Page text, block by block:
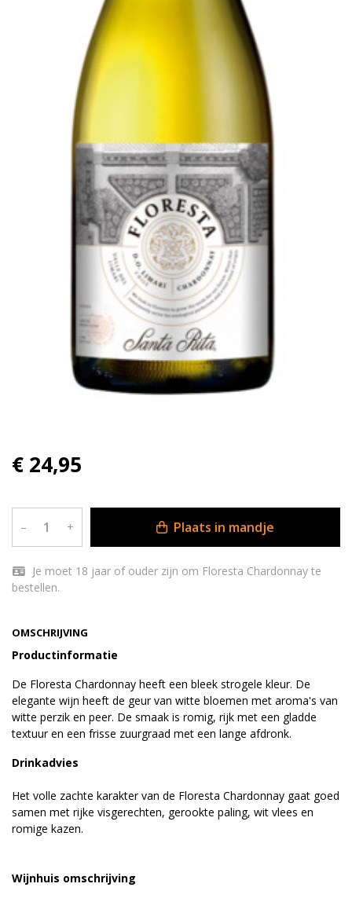
OMSCHRIJVING
Productinformatie
De Floresta Chardonnay heeft een bleek strogele kleur. De
elegante wijn heeft de geur van witte bloemen met aroma's van
witte perzik en peer. De smaak is romig, rijk met een gladde
textuur en een frisse zuurgraad met een lange afdronk.
Drinkadvies
Het volle zachte karakter van de Floresta Chardonnay gaat goed
samen met rijke visgerechten, gerookte paling, wit vlees en
romige kazen.
Wijnhuis omschrijving
€ 24,95
– + Plaats in mandje
bestellen.